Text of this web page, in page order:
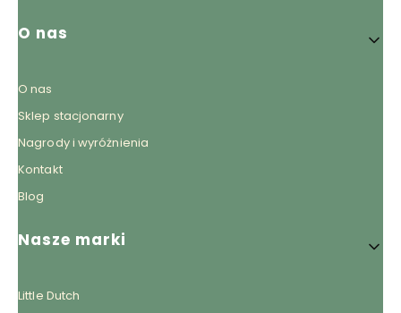
O nas
O nas
Sklep stacjonarny
Nagrody i wyróżnienia
Kontakt
Blog
Nasze marki
Little Dutch